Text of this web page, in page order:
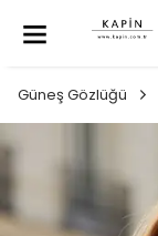
Güneş Gözlüğü